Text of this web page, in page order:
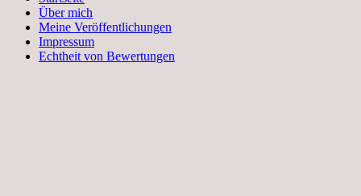
Über mich
Meine Veröffentlichungen
Impressum
Echtheit von Bewertungen